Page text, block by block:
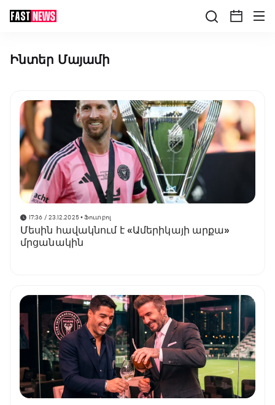
Ինտեր Մայամի
17:36 / 23.12.2025• Ֆուտբոլ
Մեսին հավակնում է «Ամերիկայի արքա»
մրցանակին